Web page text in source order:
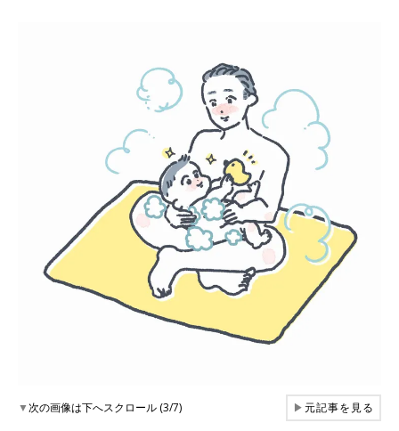
▼次の画像は下へスクロール (3/7) ▶元記事を見る